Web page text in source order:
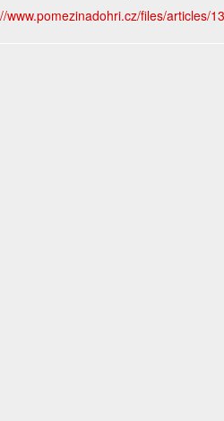
www.pomezinadohri.cz/files/articles/